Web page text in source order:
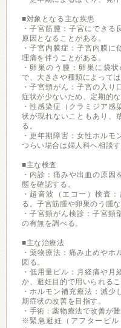
■対象となる主な疾患
・子宮筋腫：子宮にできる
原因となることがある。
・子宮内膜症：子宮内膜に
理痛を伴うことがある。
・卵巣のう腫：卵巣に袋
で、大きさや種類によって
・子宮頸がん：子宮の入り
症状が少ないため、定期的な
・性感染症（クラミジア感
状が現れないこともあり、
る。
・更年期障害：女性ホルモ
つらい場合は婦人科へ相談
■主な検査
・内診：痛みや出血の原因
態を確認する。
・超音波（エコー）検査
る。子宮筋腫や卵巣のう腫
・子宮頸がん検診：子宮頸
の有無を調べる。
■主な治療法
・薬物療法：痛み止めやホ
図る。
・低用量ピル：月経痛や月
か、避妊目的で用いられるこ
・ホルモン補充療法：減少
期症状の改善を目指す。
・手術：薬物療法で改善が
※緊急避妊（アフターピル